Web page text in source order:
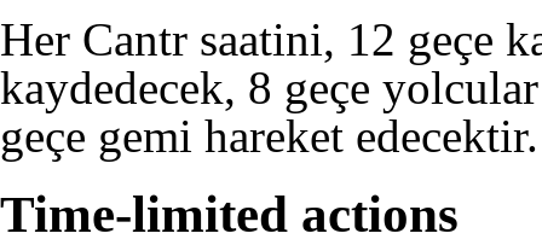
Her Cantr saatini, 12 geçe
kaydedecek, 8 geçe
geçe gemi hareket edecektir.
Time-limited actions